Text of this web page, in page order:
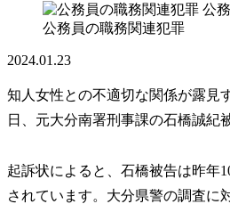
公
公務員の職務関連犯罪
2024.01.23
知人女性との不適切な関係が露見
日、元大分南署刑事課の石橋誠紀
起訴状によると、石橋被告は昨年
されています。大分県警の調査に